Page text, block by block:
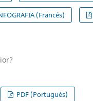
(Francés)
PDF (Portugués)